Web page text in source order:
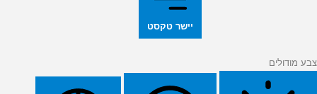
יישר טקסט
צבע מודולים